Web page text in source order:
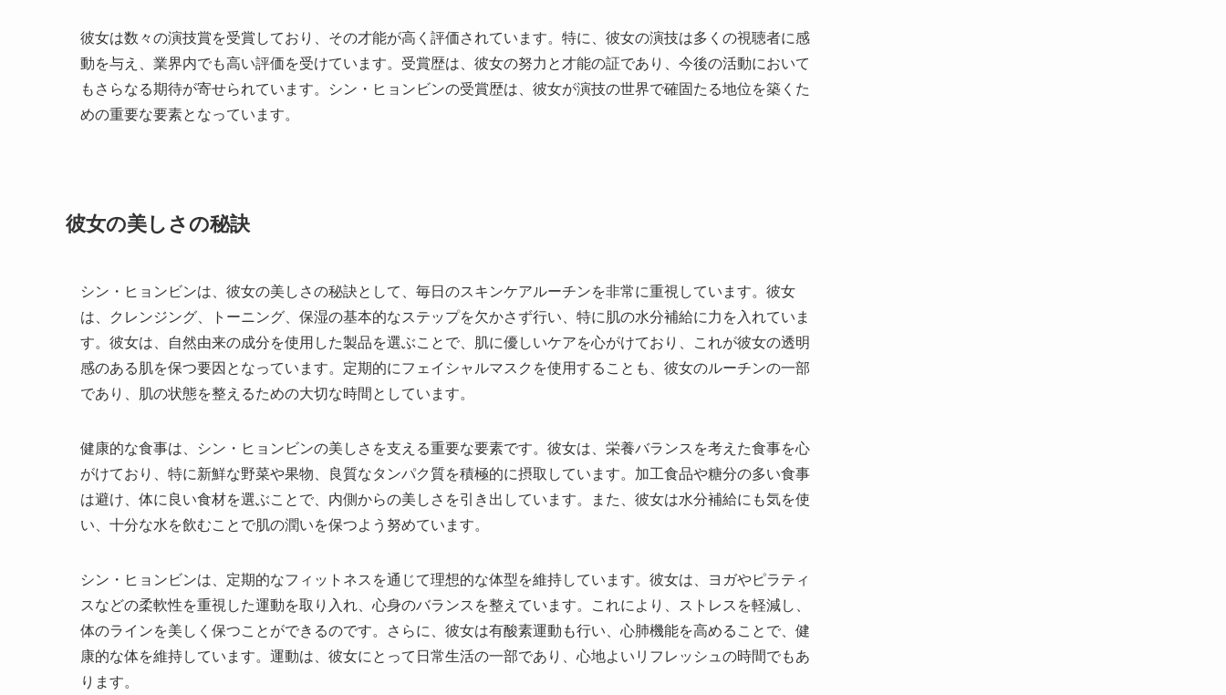
彼女は数々の演技賞を受賞しており、その才能が高く評価されています。特に、彼女の演技は多くの視聴者に感
動を与え、業界内でも高い評価を受けています。受賞歴は、彼女の努力と才能の証であり、今後の活動において
もさらなる期待が寄せられています。シン・ヒョンビンの受賞歴は、彼女が演技の世界で確固たる地位を築くた
めの重要な要素となっています。
彼女の美しさの秘訣
シン・ヒョンビンは、彼女の美しさの秘訣として、毎日のスキンケアルーチンを非常に重視しています。彼女
は、クレンジング、トーニング、保湿の基本的なステップを欠かさず行い、特に肌の水分補給に力を入れていま
す。彼女は、自然由来の成分を使用した製品を選ぶことで、肌に優しいケアを心がけており、これが彼女の透明
感のある肌を保つ要因となっています。定期的にフェイシャルマスクを使用することも、彼女のルーチンの一部
であり、肌の状態を整えるための大切な時間としています。
健康的な食事は、シン・ヒョンビンの美しさを支える重要な要素です。彼女は、栄養バランスを考えた食事を心
がけており、特に新鮮な野菜や果物、良質なタンパク質を積極的に摂取しています。加工食品や糖分の多い食事
は避け、体に良い食材を選ぶことで、内側からの美しさを引き出しています。また、彼女は水分補給にも気を使
い、十分な水を飲むことで肌の潤いを保つよう努めています。
シン・ヒョンビンは、定期的なフィットネスを通じて理想的な体型を維持しています。彼女は、ヨガやピラティ
スなどの柔軟性を重視した運動を取り入れ、心身のバランスを整えています。これにより、ストレスを軽減し、
体のラインを美しく保つことができるのです。さらに、彼女は有酸素運動も行い、心肺機能を高めることで、健
康的な体を維持しています。運動は、彼女にとって日常生活の一部であり、心地よいリフレッシュの時間でもあ
ります。